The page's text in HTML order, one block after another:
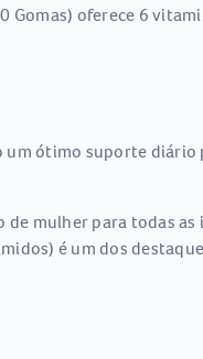
Gomas) oferece 6
um ótimo suporte diário
mulher para todas as
é um dos